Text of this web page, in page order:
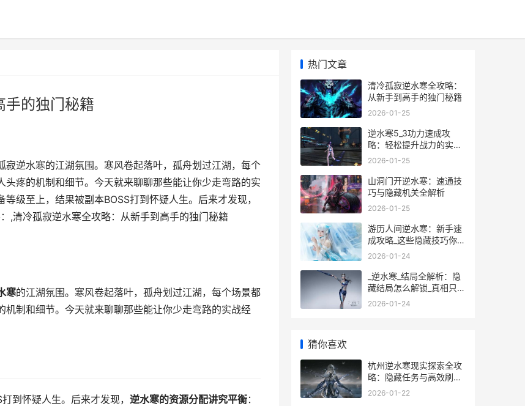
手的独门秘籍
逆水寒的江湖氛围。寒风卷起落叶，孤舟划过江湖，每个
疼的机制和细节。今天就来聊聊那些能让你少走弯路的实
级至上，结果被副本BOSS打到怀疑人生。后来才发现，
,清冷孤寂逆水寒全攻略：从新手到高手的独门秘籍
寒的江湖氛围。寒风卷起落叶，孤舟划过江湖，每个场景都
制和细节。今天就来聊聊那些能让你少走弯路的实战经
到怀疑人生。后来才发现， 逆水寒的资源分配讲究平衡：
热门文章
清冷孤寂逆水寒全攻略：
从新手到高手的独门秘籍
2026-01-25
逆水寒5_3功力速成攻
略：轻松提升战力的实用
技巧全解析
2026-01-25
山洞门开逆水寒：速通技
巧与隐藏机关全解析
2026-01-25
游历人间逆水寒：新手速
成攻略_这些隐藏技巧你一
定要知道_
2026-01-24
_逆水寒_结局全解析：隐
藏结局怎么解锁_真相只有
一个_
2026-01-24
猜你喜欢
杭州逆水寒现实探索全攻
略：隐藏任务与高效刷本
技巧
2026-01-22